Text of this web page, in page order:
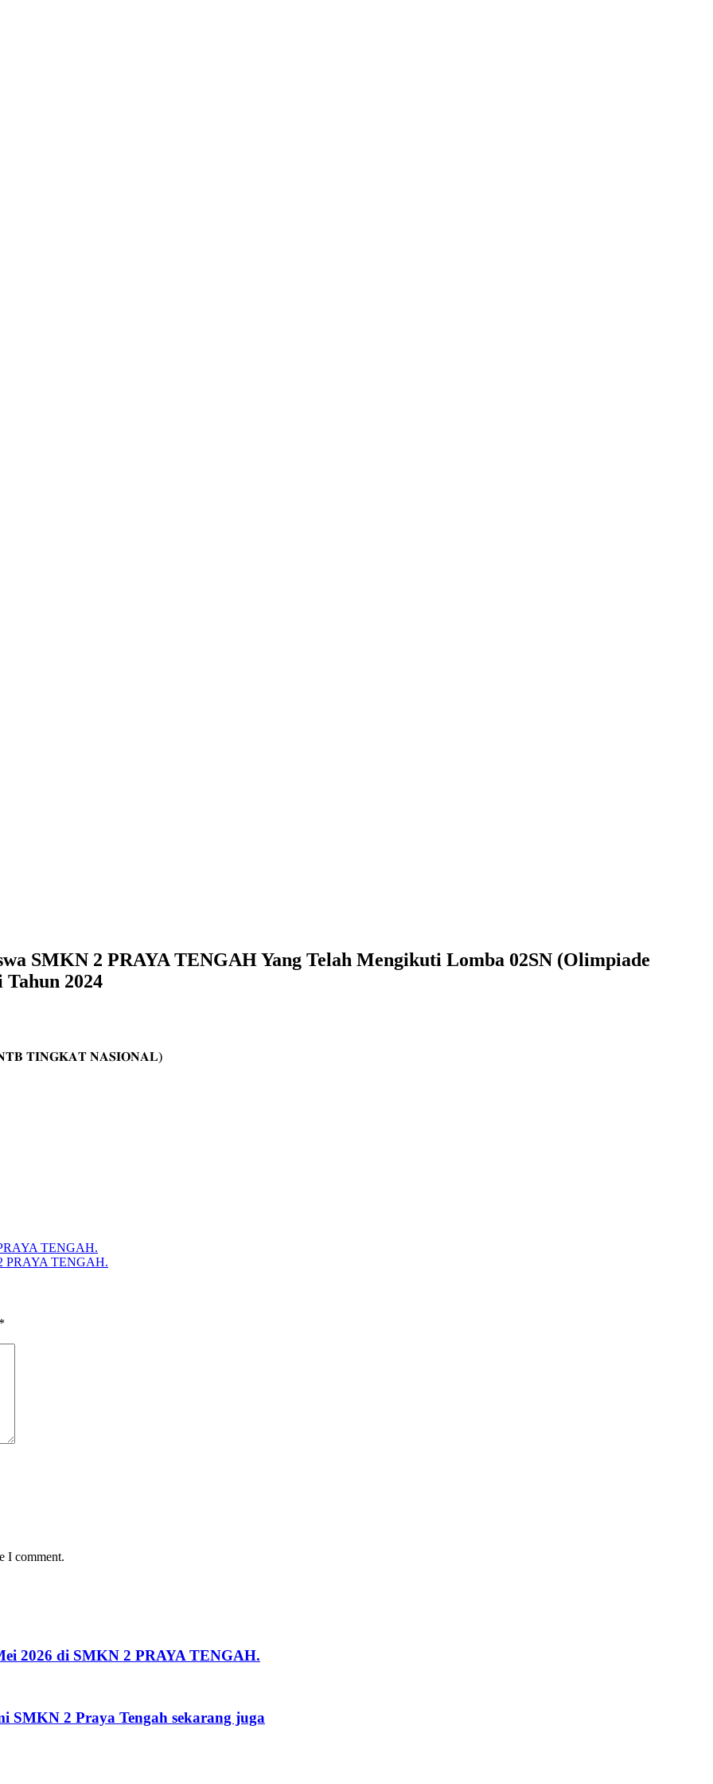
SMKN 2 PRAYA TENGAH Yang Telah Mengikuti Lomba 02SN (Olimpiade
2024
𝐓𝐈𝐍𝐆𝐊𝐀𝐓 𝐍𝐀𝐒𝐈𝐎𝐍𝐀𝐋)
TENGAH.
PRAYA TENGAH.
I comment.
2026 di SMKN 2 PRAYA TENGAH.
SMKN 2 Praya Tengah sekarang juga